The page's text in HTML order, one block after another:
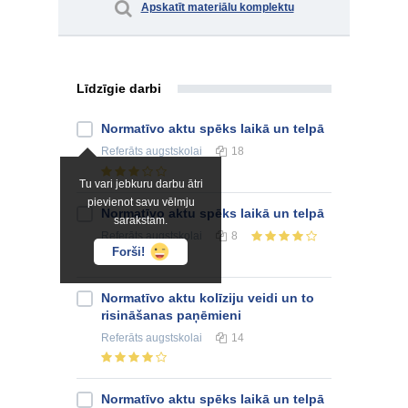
Apskatīt materiālu komplektu
Līdzīgie darbi
Tu vari jebkuru darbu ātri
pievienot savu vēlmju
sarakstam.
Forši!
Normatīvo aktu spēks laikā un telpā
Referāts augstskolai 18
Normatīvo aktu spēks laikā un telpā
Referātsaugstskolai 8
Normatīvo aktu kolīziju veidi un to
risināšanas paņēmieni
Referāts augstskolai 14
Normatīvo aktu spēks laikā un telpā